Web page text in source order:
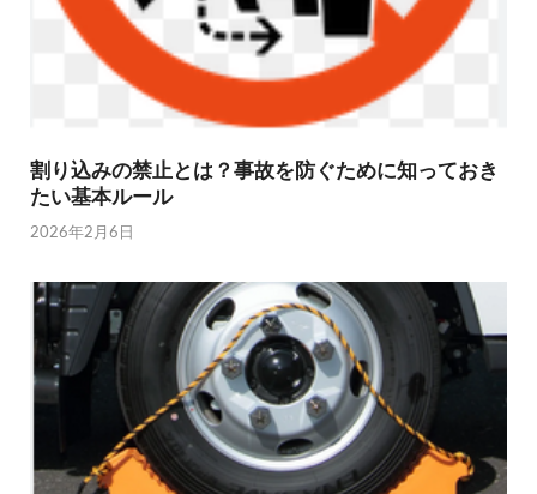
割り込みの禁止とは？事故を防ぐために知っておき
たい基本ルール
2026年2月6日